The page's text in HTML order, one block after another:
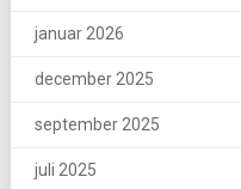
januar 2026
december 2025
september 2025
juli 2025